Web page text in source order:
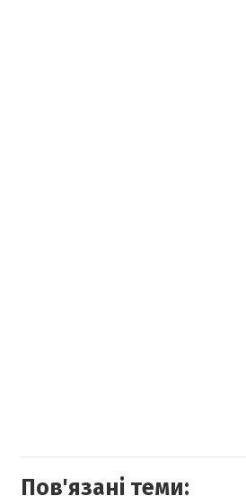
Пов'язані теми: